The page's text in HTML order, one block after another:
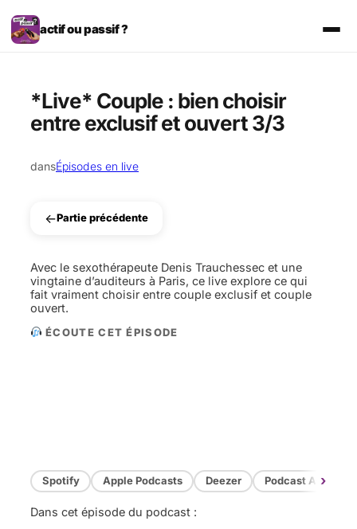
Aller
au
contenu
actif ou passif ?
*Live* Couple : bien choisir
entre exclusif et ouvert 3/3
dansÉpisodes en live
←Partie précédente
Avec le sexothérapeute Denis Trauchessec et une
vingtaine d’auditeurs à Paris, ce live explore ce qui
fait vraiment choisir entre couple exclusif et couple
ouvert.
ÉCOUTE CET ÉPISODE
Spotify Apple Podcasts Deezer Podcast Addict
›
Dans cet épisode du podcast :